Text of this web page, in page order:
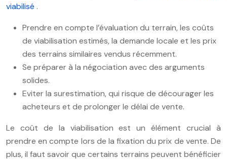
viabilisé .
Prendre en compte l’évaluation du terrain, les coûts
de viabilisation estimés, la demande locale et les prix
des terrains similaires vendus récemment.
Se préparer à la négociation avec des arguments
solides.
Eviter la surestimation, qui risque de décourager les
acheteurs et de prolonger le délai de vente.
Le coût de la viabilisation est un élément crucial à
prendre en compte lors de la fixation du prix de vente. De
plus, il faut savoir que certains terrains peuvent bénéficier